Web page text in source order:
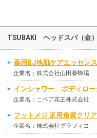
TSUBAKI ヘッドスパ（金
薬用RJ地肌ケアエッセンス
企業名：株式会社山田養蜂場
インシャワー ボディロー
企業名：ニベア花王株式会社
フットメジ 足用角質クリ
企業名：株式会社グラフィコ